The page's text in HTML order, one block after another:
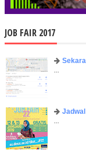
JOB FAIR 2017